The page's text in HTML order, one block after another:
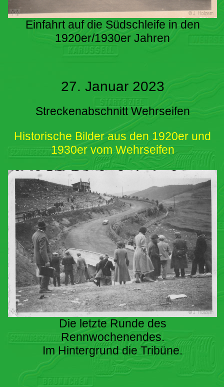
Einfahrt auf die Südschleife in den
1920er/1930er Jahren
27. Januar 2023
Streckenabschnitt Wehrseifen
Historische Bilder aus den 1920er und
1930er vom Wehrseifen
Die letzte Runde des
Rennwochenendes.
Im Hintergrund die Tribüne.